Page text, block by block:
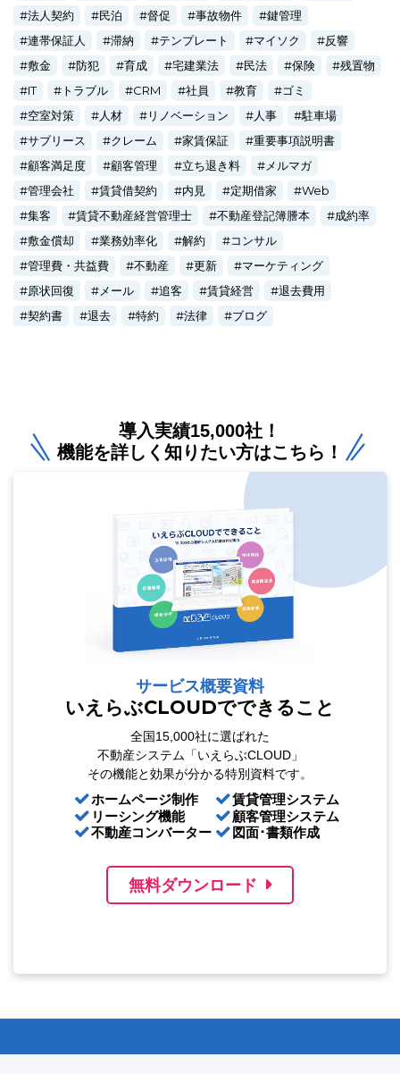
法人契約
民泊 督促 事故物件
鍵管理
連帯保証人
滞納 テンプレート マイソク
反響
敷金
防犯 育成 宅建業法 民法 保険
残置物
IT
トラブル CRM 社員 教育
ゴミ
空室対策
人材 リノベーション 人事
駐車場
サブリース
クレーム 家賃保証
重要事項説明書
顧客満足度
顧客管理 立ち退き料
メルマガ
管理会社
賃貸借契約 内見 定期借家
Web
集客
賃貸不動産経営管理士 不動産登記簿謄本
成約率
敷金償却
業務効率化 解約
コンサル
管理費・共益費
不動産 更新
マーケティング
原状回復
メール 追客 賃貸経営
退去費用
契約書
退去 特約 法律 ブログ
導入実績15,000社！
機能を詳しく知りたい方はこちら！
サービス概要資料
いえらぶCLOUDでできること
全国15,000社に選ばれた
不動産システム「いえらぶCLOUD」
その機能と効果が分かる特別資料です。
ホームページ制作
リーシング機能
不動産コンバーター
賃貸管理システム
顧客管理システム
図面･書類作成
無料ダウンロード